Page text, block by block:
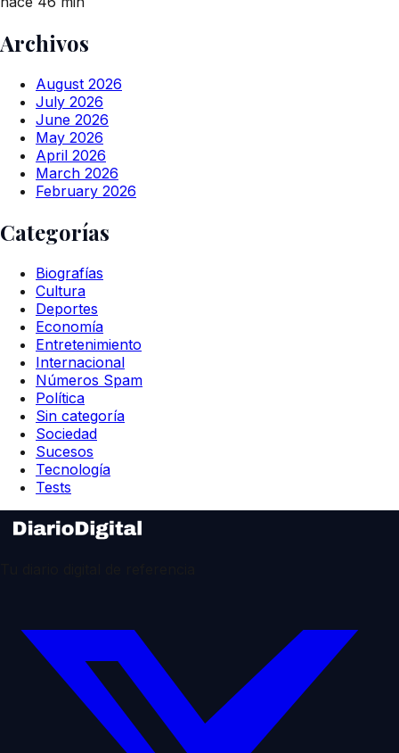
Archivos
August 2026
July 2026
June 2026
May 2026
April 2026
March 2026
February 2026
Categorías
Biografías
Cultura
Deportes
Economía
Entretenimiento
Internacional
Números Spam
Política
Sin categoría
Sociedad
Sucesos
Tecnología
Tests